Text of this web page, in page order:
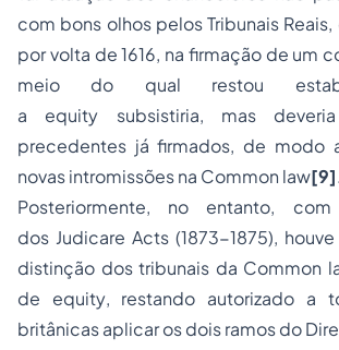
com bons olhos pelos Tribunais
por volta de 1616, na firmação de um
meio do qual restou
a equity subsistiria, mas
precedentes já firmados, de modo
novas intromissões na Common law[9].
Posteriormente, no entanto,
dos Judicare Acts (1873-1875),
distinção dos tribunais da Common
de equity, restando autorizado a
britânicas aplicar os dois ramos do